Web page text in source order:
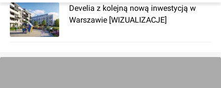
Develia z kolejną nową inwestycją w
Warszawie [WIZUALIZACJE]